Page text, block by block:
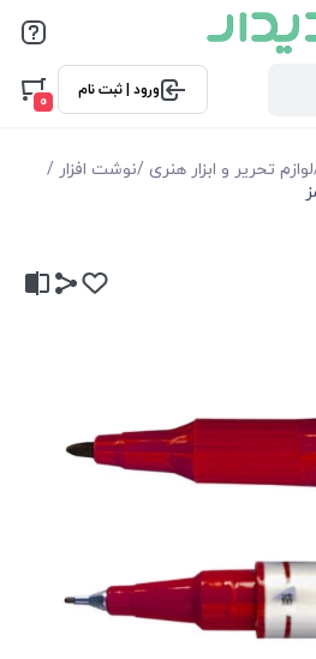
ورود | ثبت نام
0
لوازم تحریر و ابزار هنری /نوشت افزار /